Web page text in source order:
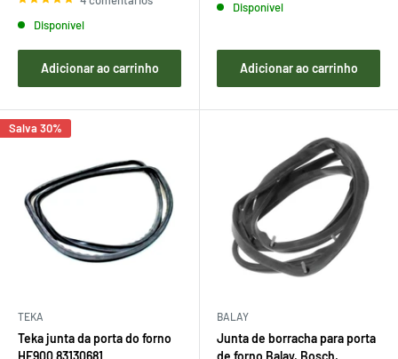
Disponível
Adicionar ao carrinho
Disponível
Adicionar ao carrinho
Salva 30%
TEKA
Teka junta da porta do forno
HE900 83130681
BALAY
Junta de borracha para porta
de forno Balay, Bosch,